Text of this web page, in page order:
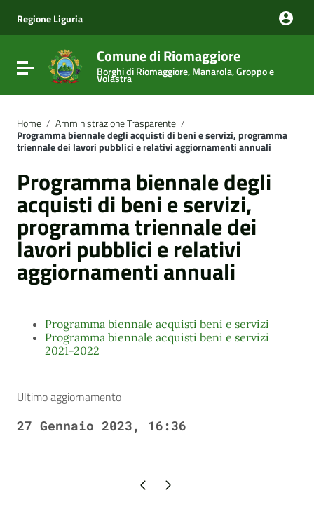
Vai al menu di navigazione
Vai al footer
Regione Liguria
Attiva / disattiva la navigazione
Comune di Riomaggiore
Borghi di Riomaggiore, Manarola, Groppo e
Volastra
Home / Amministrazione Trasparente /
Programma biennale degli acquisti di beni e servizi, programma
triennale dei lavori pubblici e relativi aggiornamenti annuali
Programma biennale degli
acquisti di beni e servizi,
programma triennale dei
lavori pubblici e relativi
aggiornamenti annuali
Programma biennale acquisti beni e servizi
Programma biennale acquisti beni e servizi
2021-2022
Ultimo aggiornamento
27 Gennaio 2023, 16:36
Pagina precedente
Pagina successiva